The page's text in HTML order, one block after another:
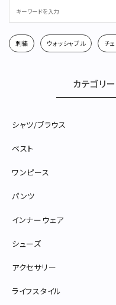
刺繍 ウォッシャブル チ
カテゴリー
シャツ/ブラウス
ベスト
ワンピース
パンツ
インナーウェア
シューズ
アクセサリー
ライフスタイル